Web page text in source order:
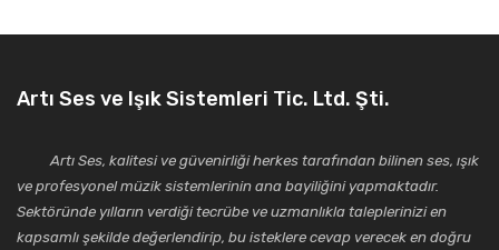
Artı Ses ve Işık Sistemleri Tic. Ltd. Şti.
Artı Ses, kalitesi ve güvenirliği herkes tarafından bilinen ses, ışık
ve profesyonel müzik sistemlerinin ana bayiliğini yapmaktadır.
Sektöründe yılların verdiği tecrübe ve uzmanlıkla taleplerinizi en
kapsamlı şekilde değerlendirip, bu isteklere cevap verecek en doğru